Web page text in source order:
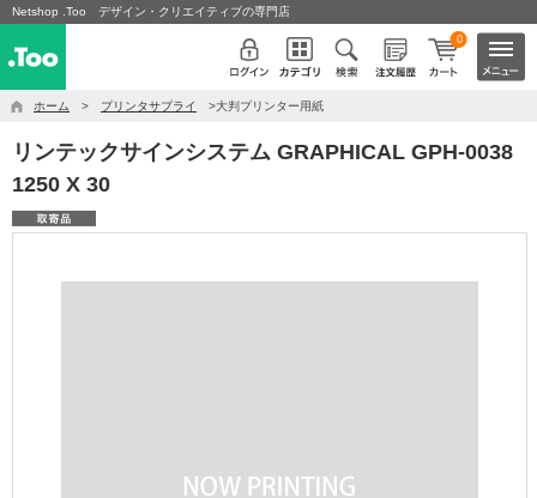
Netshop .Too デザイン・クリエイティブの専門店
0
ホーム > プリンタサプライ >大判プリンター用紙
リンテックサインシステム GRAPHICAL GPH-0038
1250 X 30